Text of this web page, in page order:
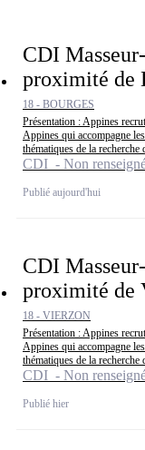
CDI
proximité de
18 - BOURGES
Présentation : Appines
Appines qui accompagne
thématiques de la recherche
CDI - Non
Publié aujourd'hui
CDI
proximité de
18 - VIERZON
Présentation : Appines
Appines qui accompagne
thématiques de la recherche
CDI - Non
Publié hier